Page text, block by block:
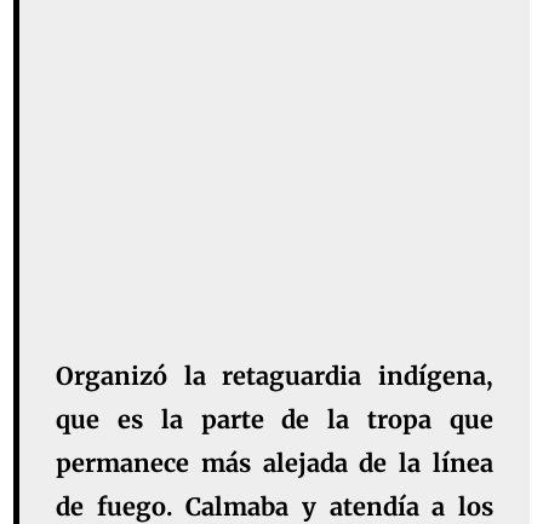
Organizó la retaguardia indígena,
que es la parte de la tropa que
permanece más alejada de la línea
de fuego. Calmaba y atendía a los